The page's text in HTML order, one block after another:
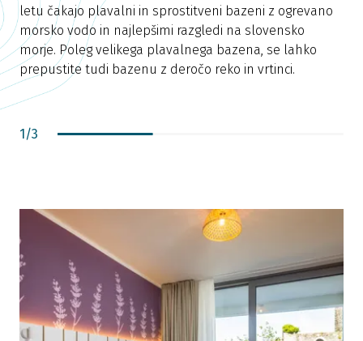
letu čakajo plavalni in sprostitveni bazeni z ogrevano
morsko vodo in najlepšimi razgledi na slovensko
morje. Poleg velikega plavalnega bazena, se lahko
prepustite tudi bazenu z deročo reko in vrtinci.
1/3